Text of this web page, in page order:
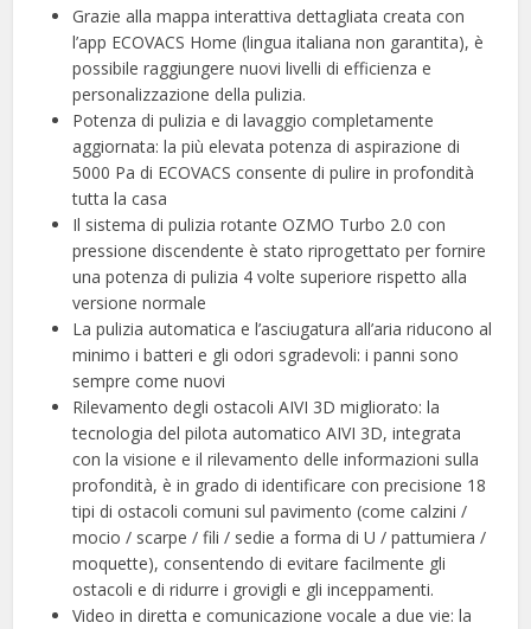
Grazie alla mappa interattiva dettagliata creata con
l’app ECOVACS Home (lingua italiana non garantita), è
possibile raggiungere nuovi livelli di efficienza e
personalizzazione della pulizia.
Potenza di pulizia e di lavaggio completamente
aggiornata: la più elevata potenza di aspirazione di
5000 Pa di ECOVACS consente di pulire in profondità
tutta la casa
Il sistema di pulizia rotante OZMO Turbo 2.0 con
pressione discendente è stato riprogettato per fornire
una potenza di pulizia 4 volte superiore rispetto alla
versione normale
La pulizia automatica e l’asciugatura all’aria riducono al
minimo i batteri e gli odori sgradevoli: i panni sono
sempre come nuovi
Rilevamento degli ostacoli AIVI 3D migliorato: la
tecnologia del pilota automatico AIVI 3D, integrata
con la visione e il rilevamento delle informazioni sulla
profondità, è in grado di identificare con precisione 18
tipi di ostacoli comuni sul pavimento (come calzini /
mocio / scarpe / fili / sedie a forma di U / pattumiera /
moquette), consentendo di evitare facilmente gli
ostacoli e di ridurre i grovigli e gli inceppamenti.
Video in diretta e comunicazione vocale a due vie: la